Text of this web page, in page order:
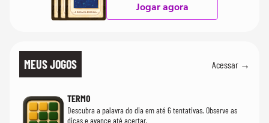
Jogar agora
MEUS JOGOS Acessar →
TERMO
Descubra a palavra do dia em até 6 tentativas. Observe as
dicas e avance até acertar.